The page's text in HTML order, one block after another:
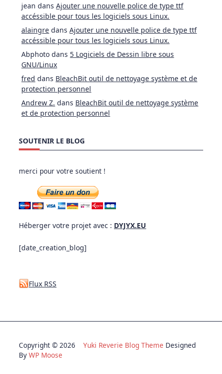
jean dansAjouter une nouvelle police de type ttf
accéssible pour tous les logiciels sous Linux.
alaingre dansAjouter une nouvelle police de type ttf
accéssible pour tous les logiciels sous Linux.
Abphoto dans 5 Logiciels de Dessin libre sous
GNU/Linux
fred dans BleachBit outil de nettoyage système et de
protection personnel
Andrew Z. dans BleachBit outil de nettoyage système
et de protection personnel
SOUTENIR LE BLOG
merci pour votre soutient !
Héberger votre projet avec : DYJYX.EU
[date_creation_blog]
Flux RSS
Copyright © 2026 Yuki Reverie Blog Theme Designed
By WP Moose